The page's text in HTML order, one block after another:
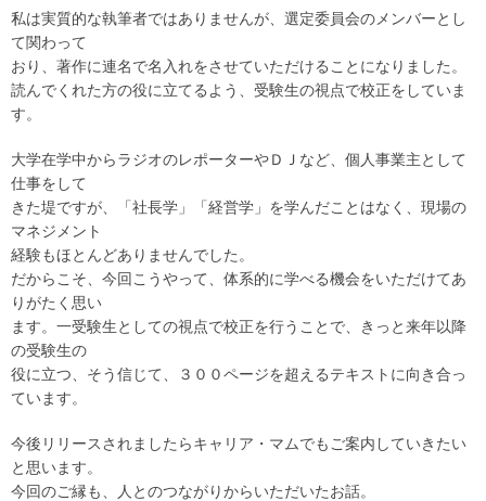
私は実質的な執筆者ではありませんが、選定委員会のメンバーとし
て関わって
おり、著作に連名で名入れをさせていただけることになりました。
読んでくれた方の役に立てるよう、受験生の視点で校正をしていま
す。
大学在学中からラジオのレポーターやＤＪなど、個人事業主として
仕事をして
きた堤ですが、「社長学」「経営学」を学んだことはなく、現場の
マネジメント
経験もほとんどありませんでした。
だからこそ、今回こうやって、体系的に学べる機会をいただけてあ
りがたく思い
ます。一受験生としての視点で校正を行うことで、きっと来年以降
の受験生の
役に立つ、そう信じて、３００ページを超えるテキストに向き合っ
ています。
今後リリースされましたらキャリア・マムでもご案内していきたい
と思います。
今回のご縁も、人とのつながりからいただいたお話。